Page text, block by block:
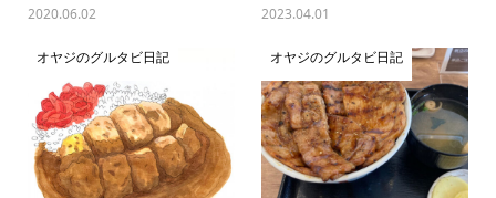
2020.06.02 2023.04.01
オヤジのグルタビ日記 オヤジのグルタビ日記